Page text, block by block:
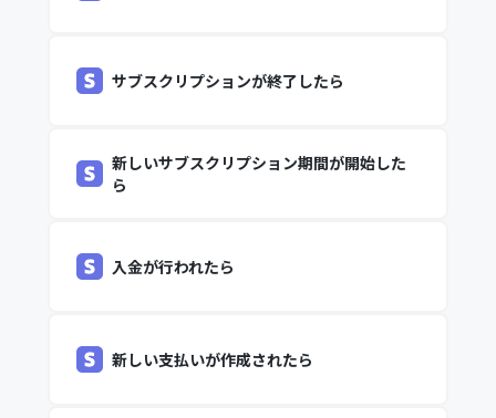
サブスクリプションが終了したら
新しいサブスクリプション期間が開始した
ら
入金が行われたら
新しい支払いが作成されたら